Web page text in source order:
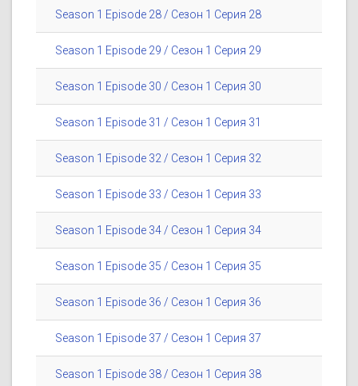
Season 1 Episode 28 / Сезон 1 Серия 28
Season 1 Episode 29 / Сезон 1 Серия 29
Season 1 Episode 30 / Сезон 1 Серия 30
Season 1 Episode 31 / Сезон 1 Серия 31
Season 1 Episode 32 / Сезон 1 Серия 32
Season 1 Episode 33 / Сезон 1 Серия 33
Season 1 Episode 34 / Сезон 1 Серия 34
Season 1 Episode 35 / Сезон 1 Серия 35
Season 1 Episode 36 / Сезон 1 Серия 36
Season 1 Episode 37 / Сезон 1 Серия 37
Season 1 Episode 38 / Сезон 1 Серия 38